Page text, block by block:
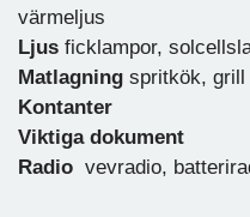
värmeljus
Ljus ficklampor,
Matlagning spritkök, grill
Kontanter
Viktiga dokument
Radio vevradio,